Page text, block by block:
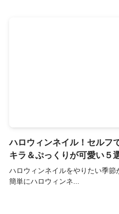
ハロウィンネイル！セルフ
キラ＆ぷっくりが可愛い５
ハロウィンネイルをやりたい季
簡単にハロウィンネ...